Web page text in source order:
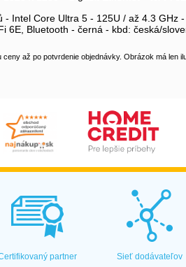
- Intel Core Ultra 5 - 125U / až 4.3
6E, Bluetooth - černá - kbd: česká/
až po potvrdenie objednávky. Obrázok má len
partner Sieť dodávateľov